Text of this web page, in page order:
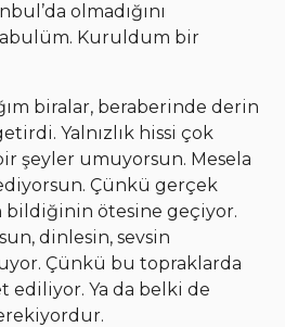
olmadığını
Kuruldum bir
biralar, beraberinde derin
Yalnızlık hissi çok
şeyler umuyorsun. Mesela
Çünkü gerçek
bildiğinin ötesine geçiyor.
dinlesin, sevsin
Çünkü bu topraklarda
ediliyor. Ya da belki de